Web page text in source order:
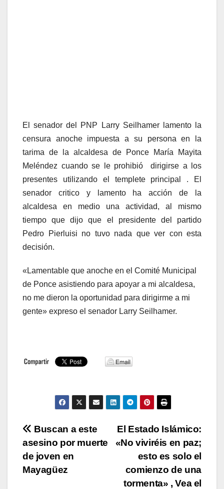
El senador del PNP Larry Seilhamer lamento la
censura anoche impuesta a su persona en la
tarima de la alcaldesa de Ponce María Mayita
Meléndez cuando se le prohibió dirigirse a los
presentes utilizando el templete principal . El
senador critico y lamento ha acción de la
alcaldesa en medio una actividad, al mismo
tiempo que dijo que el presidente del partido
Pedro Pierluisi no tuvo nada que ver con esta
decisión.
«Lamentable que anoche en el Comité Municipal
de Ponce asistiendo para apoyar a mi alcaldesa,
no me dieron la oportunidad para dirigirme a mi
gente» expreso el senador Larry Seilhamer.
Navegación
de
entradas
El Estado Islámico:
«No viviréis en paz;
esto es solo el
comienzo de una
tormenta» , Vea el
Buscan a este
asesino por muerte
de joven en
Mayagüez